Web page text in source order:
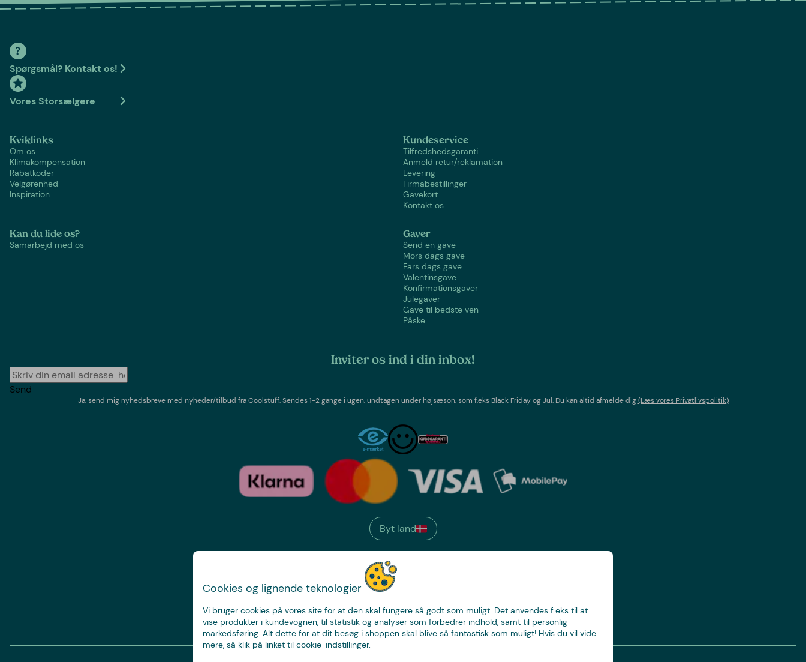
Cookies og lignende teknologier
Vi bruger cookies på vores site for at den skal fungere så godt som muligt. Det anvendes f.eks til at
vise produkter i kundevognen, til statistik og analyser som forbedrer indhold, samt til personlig
markedsføring. Alt dette for at dit besøg i shoppen skal blive så fantastisk som muligt! Hvis du vil vide
mere, så klik på linket til cookie-indstillinger.
Spørgsmål? Kontakt os!
Vores Storsælgere
Kviklinks
Om os
Klimakompensation
Rabatkoder
Velgørenhed
Inspiration
Kundeservice
Tilfredshedsgaranti
Anmeld retur/reklamation
Levering
Firmabestillinger
Gavekort
Kontakt os
Kan du lide os?
Samarbejd med os
Gaver
Send en gave
Mors dags gave
Fars dags gave
Valentinsgave
Konfirmationsgaver
Julegaver
Gave til bedste ven
Påske
Inviter os ind i din inbox!
Send
Ja, send mig nyhedsbreve med nyheder/tilbud fraCoolstuff. Sendes 1-2 gange i ugen,undtagen under højsæson, som f.eks Black Friday og Jul. Du kan altid afmelde dig(Læs vores Privatlivspolitik)
Byt land